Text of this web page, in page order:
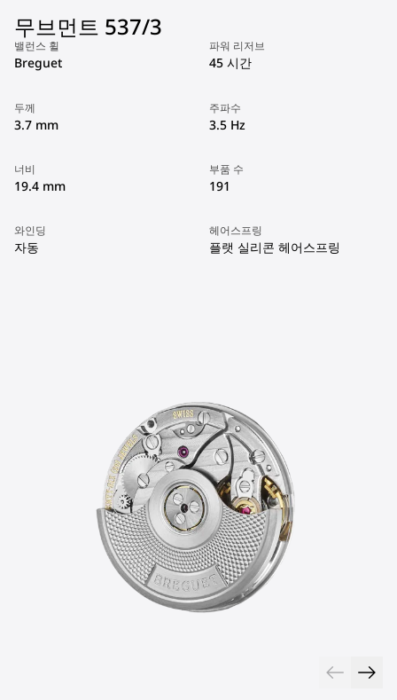
무브먼트 537/3
밸런스 휠
Breguet
파워 리저브
45 시간
두께
3.7 mm
주파수
3.5 Hz
너비
19.4 mm
부품 수
191
와인딩
자동
헤어스프링
플랫 실리콘 헤어스프링